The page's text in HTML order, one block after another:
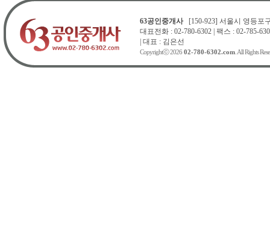
63공인중개사[150-923] 서울시 영등포
대표전화 : 02-780-6302 | 팩스 : 02-785-
| 대표 : 김은선
Copyrightⓒ 2026 02-780-6302.com. All Rights